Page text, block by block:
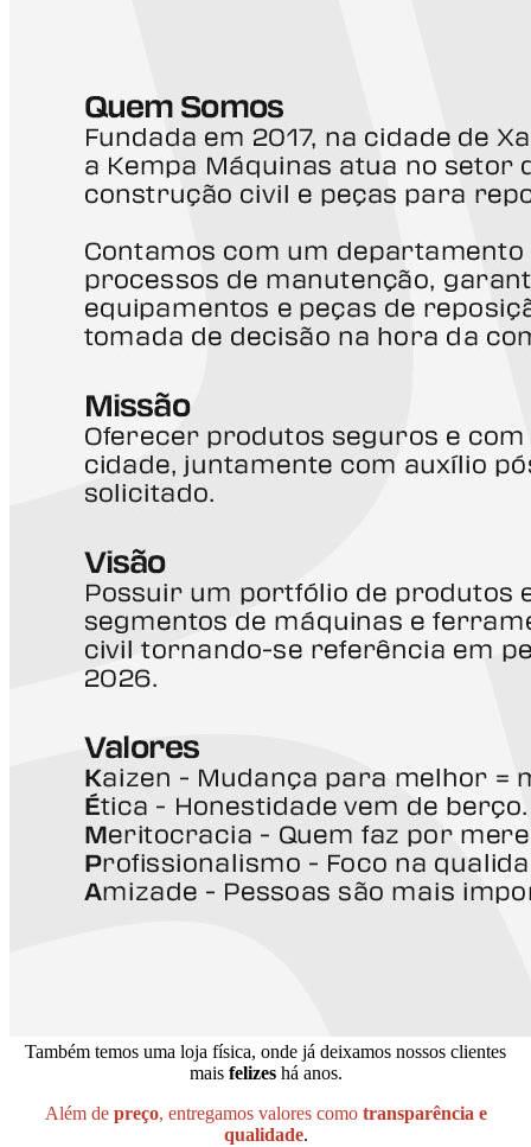
Também temos uma loja física, onde já deixamos nossos clientes
mais felizeshá anos.
Além de preço, entregamos valores como transparência e
qualidade.